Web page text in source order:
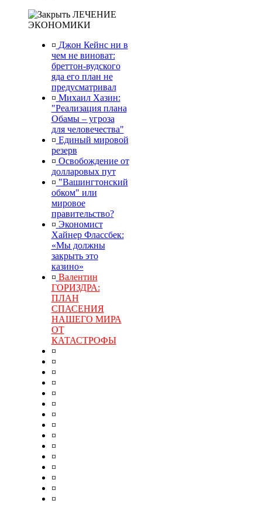
ЛЕЧЕНИЕ
ЭКОНОМИКИ
¤ Джон Кейнс ни в
чем не виноват:
бреттон-вудского
яда его план не
предусматривал
¤ Михаил Хазин:
"Реализация плана
Обамы – угроза
для человечества"
¤ Единый мировой
резерв
¤ Освобождение от
долларовых пут
¤ "Вашингтонский
обком" или
мировое
правительство?
¤ Экономист
Хайнер Флассбек:
«Мы должны
закрыть это
казино»
¤ Валентин
ГОРИЗДРА:
ПЛАН
СПАСЕНИЯ
НАШЕГО МИРА
ОТ
КАТАСТРОФЫ
¤
¤
¤
¤
¤
¤
¤
¤
¤
¤
¤
¤
¤
¤
¤